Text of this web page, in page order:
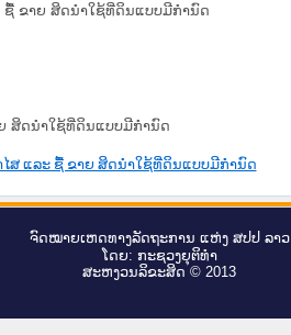
ຊື້ ຂາຍ ສິດນຳໃຊ້ທີ່ດິນແບບມີກຳນົດ
ສິດນຳໃຊ້ທີ່ດິນແບບມີກຳນົດ
ສ ແລະ ຊື້ ຂາຍ ສິດນຳໃຊ້ທີ່ດິນແບບມີກຳນົດ
ຈົດ​ໝາຍ​ເຫດ​ທາງ​ລັດ​ຖະ​ການ ແຫ່ງ ສ​ປ​ປ ລາວ
ໂດຍ: ກະ​ຊວງຍຸ​ຕິ​ທຳ
ສະ​ຫງວນ​ລິ​ຂະ​ສິດ © 2013